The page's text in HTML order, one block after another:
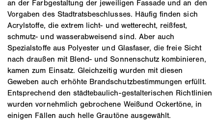
an der Farbgestaltung der jeweiligen Fassade und an den
Vorgaben des Stadtratsbeschlusses. Häufig finden sich
Acrylstoffe, die extrem licht- und wetterecht, reißfest,
schmutz- und wasserabweisend sind. Aber auch
Spezialstoffe aus Polyester und Glasfaser, die freie Sicht
nach draußen mit Blend- und Sonnenschutz kombinieren,
kamen zum Einsatz. Gleichzeitig wurden mit diesen
Geweben auch erhöhte Brandschutzbestimmungen erfüllt.
Entsprechend den städtebaulich-gestalterischen Richtlinien
wurden vornehmlich gebrochene Weißund Ockertöne, in
einigen Fällen auch helle Grautöne ausgewählt.